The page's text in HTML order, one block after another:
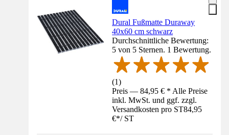
Dural Fußmatte Duraway
40x60 cm schwarz
Durchschnittliche Bewertung:
5 von 5 Sternen. 1 Bewertung.
(1)
Preis — 84,95 € * Alle Preise
inkl. MwSt. und ggf. zzgl.
Versandkosten pro ST84,95
€*/ ST